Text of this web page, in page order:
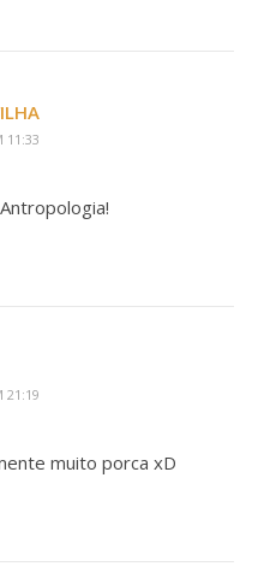
11:33
21:19
muito porca xD